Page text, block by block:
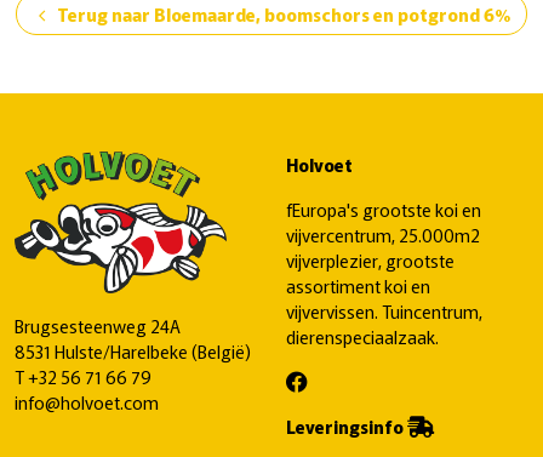
chevron_left Terug naar Bloemaarde, boomschors en potgrond 6%
Brugsesteenweg 24A
8531 Hulste/Harelbeke (België)
T+32 56 71 66 79
info@holvoet.com
Holvoet
fEuropa's grootste koi en
vijvercentrum, 25.000m2
vijverplezier, grootste
assortiment koi en
vijvervissen. Tuincentrum,
dierenspeciaalzaak.
Leveringsinfo